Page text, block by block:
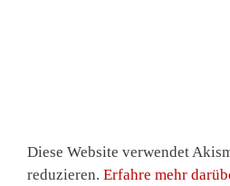
Diese Website verwendet
reduzieren. Erfahre mehr